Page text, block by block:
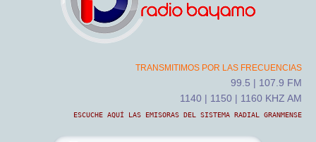
TRANSMITIMOS POR LAS FRECUENCIAS
99.5 | 107.9 FM
1140 | 1150 | 1160 KHZ AM
ESCUCHE AQUÍ LAS EMISORAS DEL SISTEMA RADIAL GRANMENSE